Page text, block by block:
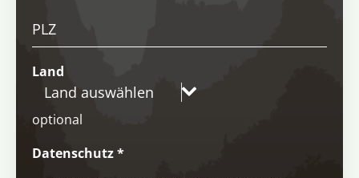
PLZ
Land
Land auswählen
optional
Datenschutz*